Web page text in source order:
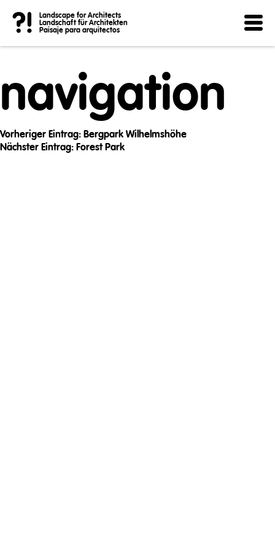
?!
Landscape for Architects
Landschaft für Architekten
Paisaje para arquitectos
Post
navigation
Vorheriger Eintrag: Bergpark Wilhelmshöhe
Nächster Eintrag: Forest Park